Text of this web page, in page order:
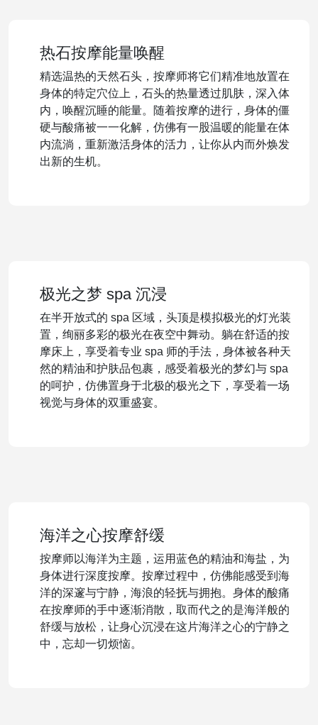
热石按摩能量唤醒
精选温热的天然石头，按摩师将它们精准地放置在
身体的特定穴位上，石头的热量透过肌肤，深入体
内，唤醒沉睡的能量。随着按摩的进行，身体的僵
硬与酸痛被一一化解，仿佛有一股温暖的能量在体
内流淌，重新激活身体的活力，让你从内而外焕发
出新的生机。
极光之梦 spa 沉浸
在半开放式的 spa 区域，头顶是模拟极光的灯光装
置，绚丽多彩的极光在夜空中舞动。躺在舒适的按
摩床上，享受着专业 spa 师的手法，身体被各种天
然的精油和护肤品包裹，感受着极光的梦幻与 spa
的呵护，仿佛置身于北极的极光之下，享受着一场
视觉与身体的双重盛宴。
海洋之心按摩舒缓
按摩师以海洋为主题，运用蓝色的精油和海盐，为
身体进行深度按摩。按摩过程中，仿佛能感受到海
洋的深邃与宁静，海浪的轻抚与拥抱。身体的酸痛
在按摩师的手中逐渐消散，取而代之的是海洋般的
舒缓与放松，让身心沉浸在这片海洋之心的宁静之
中，忘却一切烦恼。